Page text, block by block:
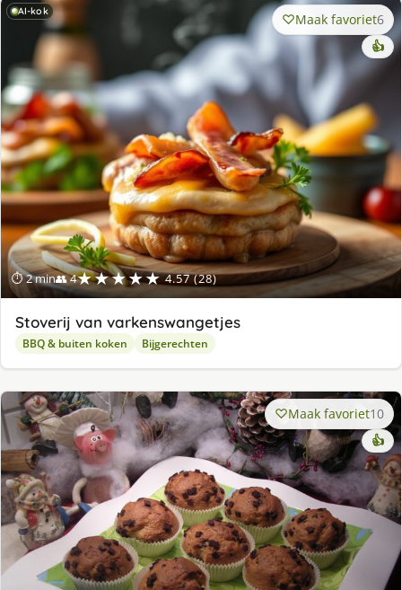
AI-kok
⏱ 2 min👥 4★★★★★ 4.57 (28)
Maak favoriet6
👍
Stoverij van varkenswangetjes
BBQ & buiten koken Bijgerechten
Maak favoriet10
👍